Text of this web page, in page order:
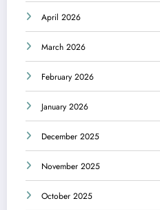
April 2026
March 2026
February 2026
January 2026
December 2025
November 2025
October 2025